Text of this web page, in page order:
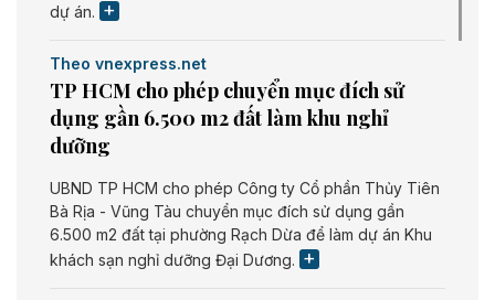
dự án.
Theo vnexpress.net
TP HCM cho phép chuyển mục đích sử
dụng gần 6.500 m2 đất làm khu nghỉ
dưỡng
UBND TP HCM cho phép Công ty Cổ phần Thủy Tiên
Bà Rịa - Vũng Tàu chuyển mục đích sử dụng gần
6.500 m2 đất tại phường Rạch Dừa để làm dự án Khu
khách sạn nghỉ dưỡng Đại Dương.